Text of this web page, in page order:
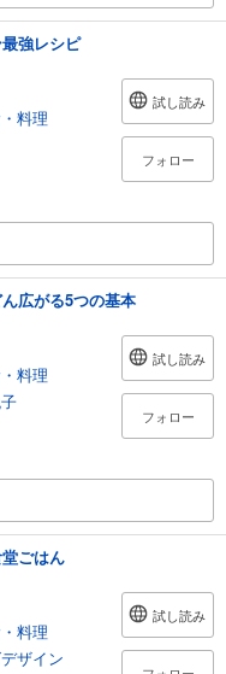
強レシピ
料理
試し読み
フォロー
広がる5つの基本
料理
試し読み
フォロー
ごはん
料理
ザイン
試し読み